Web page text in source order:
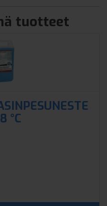
tuotteet
°C